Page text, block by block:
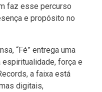
faz esse percurso
e propósito no
“Fé” entrega uma
força e
a faixa está
digitais,